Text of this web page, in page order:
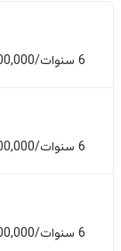
6 سنوات/200,000 كم
6 سنوات/200,000 كم
6 سنوات/200,000 كم